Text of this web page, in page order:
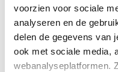
voorzien voor sociale
analyseren en de
delen de gegevens van
ook met sociale media,
webanalyseplatformen.